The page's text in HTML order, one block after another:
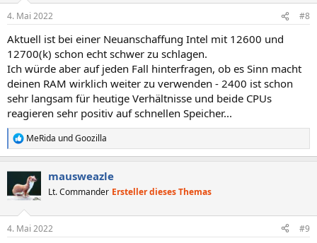
4. Mai 2022 #8
Aktuell ist bei einer Neuanschaffung Intel mit 12600 und
12700(k) schon echt schwer zu schlagen.
Ich würde aber auf jeden Fall hinterfragen, ob es Sinn macht
deinen RAM wirklich weiter zu verwenden - 2400 ist schon
sehr langsam für heutige Verhältnisse und beide CPUs
reagieren sehr positiv auf schnellen Speicher...
R
e
t
i
e
MeRida undGoozilla
mausweazle
Lt. Commander Ersteller dieses Themas
4. Mai 2022 #9